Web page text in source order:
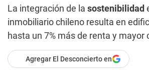
La integración de la sostenibilidad
inmobiliario chileno resulta en
hasta un 7% más de renta y
Agregar El Desconcierto en